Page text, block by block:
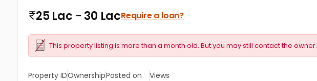
25 Lac - 30 LacRequire a loan?
This property listing is more than a month old. But you may still contact the owner.
Property IDOwnershipPosted on
Views